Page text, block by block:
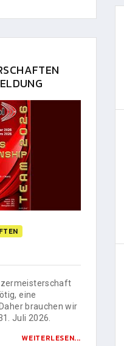
eine
brauchen wir
Juli 2026.
WEITERLESEN...